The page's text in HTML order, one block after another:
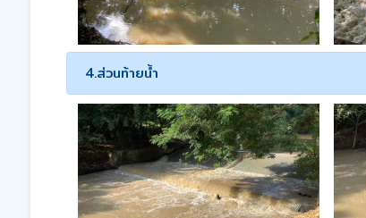
4.ส่วนท้ายน้ำ